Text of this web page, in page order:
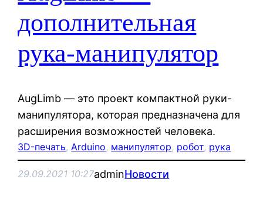
дополнительная
рука-манипулятор
AugLimb — это проект компактной руки-
манипулятора, которая предназначена для
расширения возможностей человека.
3D-печать, Arduino, манипулятор, робот, рука
29.09.2021 10:27adminНовости